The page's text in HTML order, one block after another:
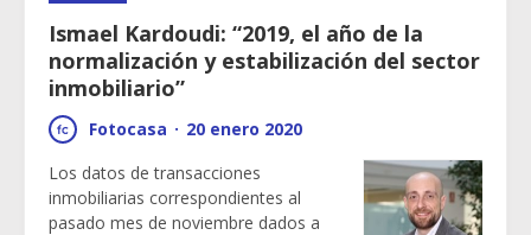
Ismael Kardoudi: “2019, el año de la
normalización y estabilización del sector
inmobiliario”
Fotocasa · 20 enero 2020
Los datos de transacciones
inmobiliarias correspondientes al
pasado mes de noviembre dados a